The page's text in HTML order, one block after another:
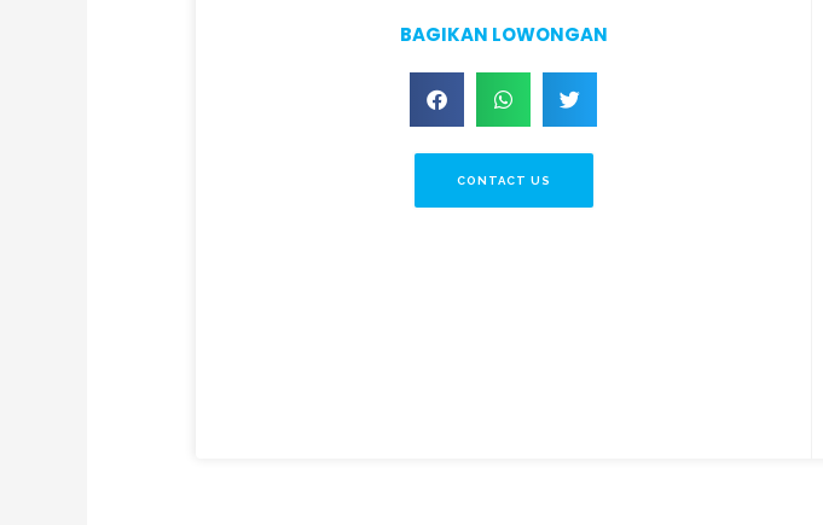
BAGIKAN LOWONGAN
CONTACT US